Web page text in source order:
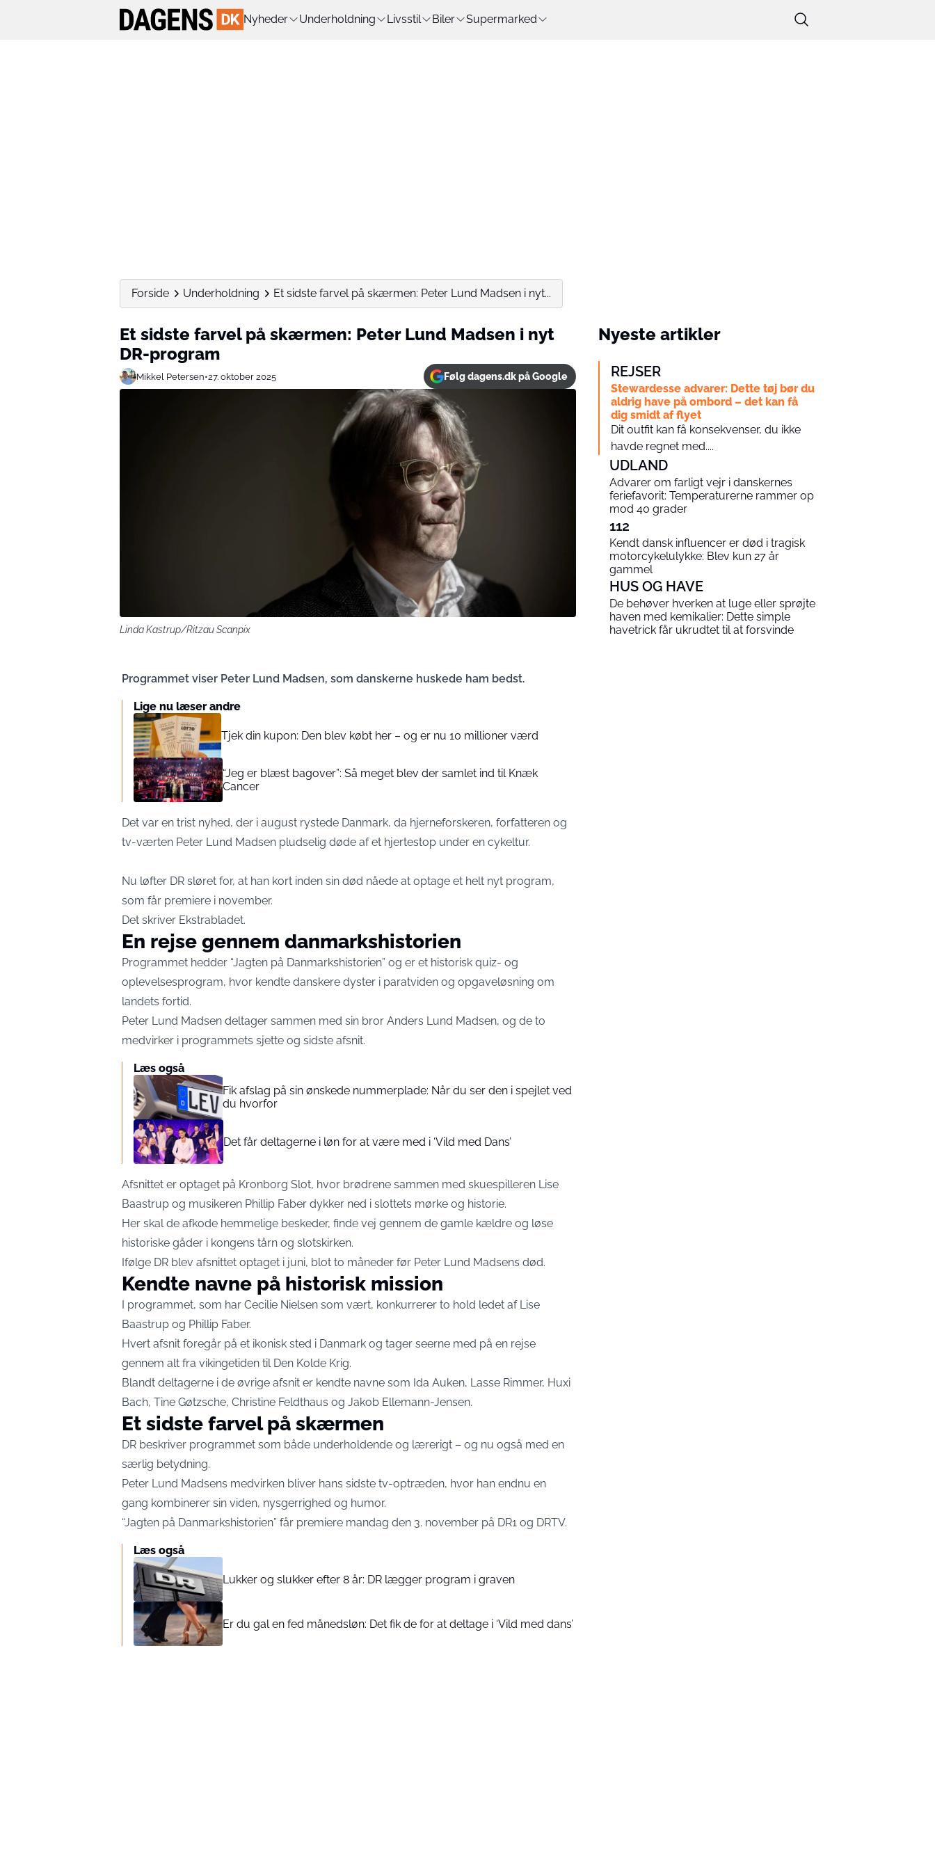
Nyheder Underholdning Livsstil Biler Supermarked
Forside Underholdning Et sidste farvel på skærmen: Peter Lund Madsen i nyt...
Et sidste farvel på skærmen: Peter Lund Madsen i nyt
DR-program
Mikkel Petersen•27. oktober 2025 Følg dagens.dk på Google
Linda Kastrup/Ritzau Scanpix
Programmet viser Peter Lund Madsen, som danskerne huskede ham bedst.
Lige nu læser andre
Tjek din kupon: Den blev købt her – og er nu 10 millioner værd
“Jeg er blæst bagover”: Så meget blev der samlet ind til Knæk
Cancer
Det var en trist nyhed, der i august rystede Danmark, da hjerneforskeren, forfatteren og
tv-værten Peter Lund Madsen pludselig døde af et hjertestop under en cykeltur.
Nu løfter DR sløret for, at han kort inden sin død nåede at optage et helt nyt program,
som får premiere i november.
Det skriver Ekstrabladet.
En rejse gennem danmarkshistorien
Programmet hedder “Jagten på Danmarkshistorien” og er et historisk quiz- og
oplevelsesprogram, hvor kendte danskere dyster i paratviden og opgaveløsning om
landets fortid.
Peter Lund Madsen deltager sammen med sin bror Anders Lund Madsen, og de to
medvirker i programmets sjette og sidste afsnit.
Læs også
Fik afslag på sin ønskede nummerplade: Når du ser den i spejlet ved
du hvorfor
Det får deltagerne i løn for at være med i ‘Vild med Dans’
Afsnittet er optaget på Kronborg Slot, hvor brødrene sammen med skuespilleren Lise
Baastrup og musikeren Phillip Faber dykker ned i slottets mørke og historie.
Her skal de afkode hemmelige beskeder, finde vej gennem de gamle kældre og løse
historiske gåder i kongens tårn og slotskirken.
Ifølge DR blev afsnittet optaget i juni, blot to måneder før Peter Lund Madsens død.
Kendte navne på historisk mission
I programmet, som har Cecilie Nielsen som vært, konkurrerer to hold ledet af Lise
Baastrup og Phillip Faber.
Hvert afsnit foregår på et ikonisk sted i Danmark og tager seerne med på en rejse
gennem alt fra vikingetiden til Den Kolde Krig.
Blandt deltagerne i de øvrige afsnit er kendte navne som Ida Auken, Lasse Rimmer, Huxi
Bach, Tine Gøtzsche, Christine Feldthaus og Jakob Ellemann-Jensen.
Et sidste farvel på skærmen
DR beskriver programmet som både underholdende og lærerigt – og nu også med en
særlig betydning.
Peter Lund Madsens medvirken bliver hans sidste tv-optræden, hvor han endnu en
gang kombinerer sin viden, nysgerrighed og humor.
“Jagten på Danmarkshistorien” får premiere mandag den 3. november på DR1 og DRTV.
Læs også
Lukker og slukker efter 8 år: DR lægger program i graven
Er du gal en fed månedsløn: Det fik de for at deltage i ‘Vild med dans’
Nyeste artikler
REJSER
Stewardesse advarer: Dette tøj bør du
aldrig have på ombord – det kan få
dig smidt af flyet
Dit outfit kan få konsekvenser, du ikke
havde regnet med....
UDLAND
Advarer om farligt vejr i danskernes
feriefavorit: Temperaturerne rammer op
mod 40 grader
112
Kendt dansk influencer er død i tragisk
motorcykelulykke: Blev kun 27 år
gammel
HUS OG HAVE
De behøver hverken at luge eller sprøjte
haven med kemikalier: Dette simple
havetrick får ukrudtet til at forsvinde